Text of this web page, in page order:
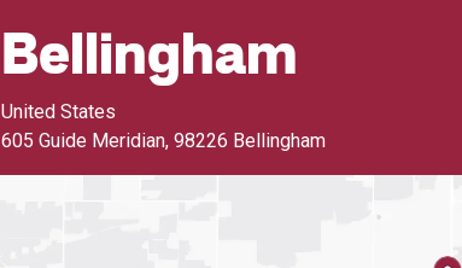
Bellingham
United States
605 Guide Meridian, 98226 Bellingham